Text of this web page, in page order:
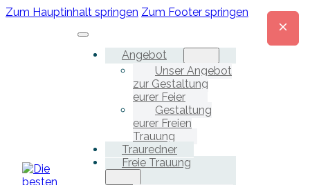
Zum Hauptinhalt springen Zum Footer springen
Angebot
Unser Angebot
zur Gestaltung
eurer Feier
Gestaltung
eurer Freien
Trauung
Trauredner
Freie Trauung